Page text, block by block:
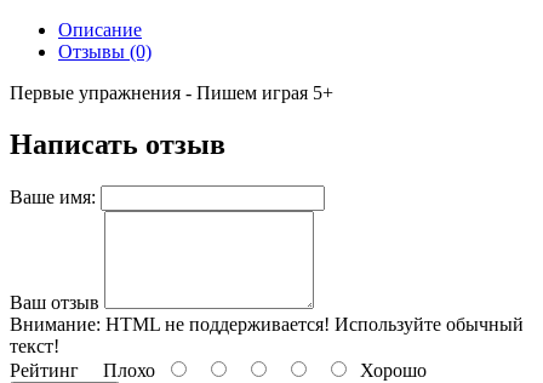
Описание
Отзывы (0)
Первые упражнения - Пишем играя 5+
Написать отзыв
Ваше имя:
Ваш отзыв
Внимание: HTML не поддерживается! Используйте обычный
текст!
Рейтинг Плохо Хорошо